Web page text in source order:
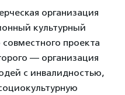
организация
культурный
проекта
— организация
с инвалидностью,